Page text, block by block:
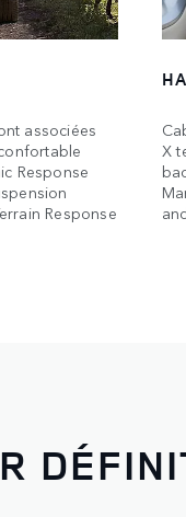
associées
Response
Response
X